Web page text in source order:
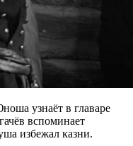
узнаёт в главаре
вспоминает
избежал казни.